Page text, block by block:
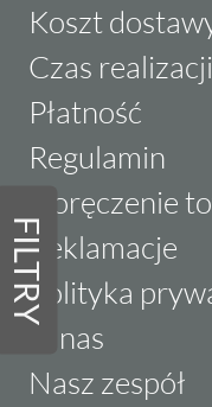
FILTRY
Koszt
Czas
Płatność
Regulamin
Doręczenie
Reklamacje
Polityka
O nas
Nasz zespół